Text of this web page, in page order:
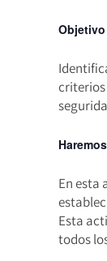
Objetivo
criterios
Haremos
En esta
Esta
todos